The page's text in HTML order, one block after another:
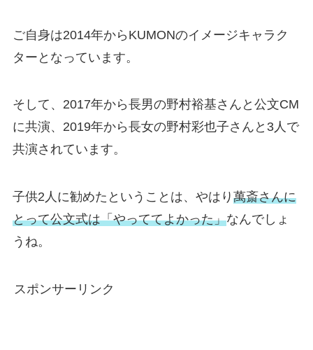
ご自身は2014年からKUMONのイメージキャラク
ターとなっています。
そして、2017年から長男の野村裕基さんと公文CM
に共演、2019年から長女の野村彩也子さんと3人で
共演されています。
子供2人に勧めたということは、やはり 萬斎さんに
とって公文式は「やっててよかった」なんでしょ
うね。
スポンサーリンク